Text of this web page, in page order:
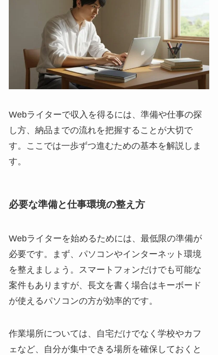
Webライターで収入を得るには、準備や仕事の探
し方、納品までの流れを把握することが大切で
す。ここでは一歩ずつ進むための基本を解説しま
す。
必要な準備と仕事環境の整え方
Webライターを始めるためには、最低限の準備が
必要です。まず、パソコンやインターネット環境
を整えましょう。スマートフォンだけでも可能な
案件もありますが、長文を書く場合はキーボード
が使えるパソコンの方が効率的です。
作業場所については、自宅だけでなく学校やカフ
ェなど、自分が集中できる場所を確保しておくと